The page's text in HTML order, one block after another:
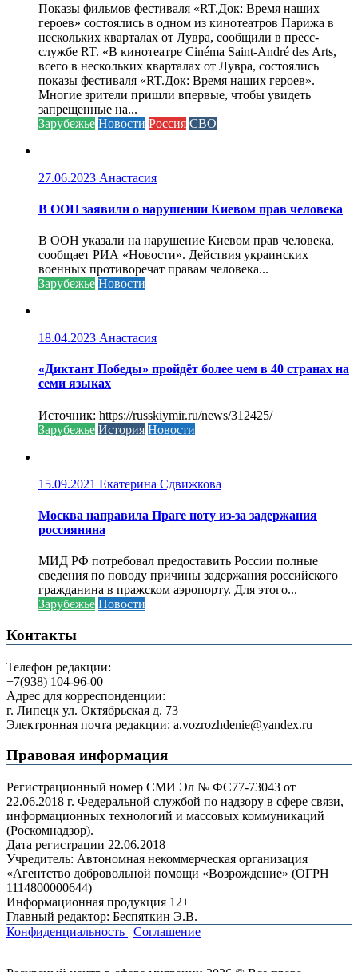
Показы фильмов фестиваля «RT.Док: Время наших
героев» состоялись в одном из кинотеатров Парижа в
нескольких кварталах от Лувра, сообщили в пресс-
службе RT. «В кинотеатре Cinéma Saint-André des Arts,
всего в нескольких кварталах от Лувра, состоялись
показы фестиваля «RT.Док: Время наших героев».
Многие зрители пришли впервые, чтобы увидеть
запрещенные на...
Зарубежье Новости Россия СВО
27.06.2023 Анастасия
В ООН заявили о нарушении Киевом прав человека
В ООН указали на нарушение Киевом прав человека,
сообщает РИА «Новости». Действия украинских
военных противоречат правам человека...
Зарубежье Новости
18.04.2023 Анастасия
«Диктант Победы» пройдёт более чем в 40 странах на
семи языках
Источник: https://russkiymir.ru/news/312425/
Зарубежье История Новости
15.09.2021 Екатерина Сдвижкова
Москва направила Праге ноту из-за задержания
россиянина
МИД РФ потребовал предоставить России полные
сведения по поводу причины задержания российского
гражданина в пражском аэропорту. Для этого...
Зарубежье Новости
Контакты
Телефон редакции:
+7(938) 104-96-00
Адрес для корреспонденции:
г. Липецк ул. Октябрьская д. 73
Электронная почта редакции: a.vozrozhdenie@yandex.ru
Правовая информация
Регистрационный номер СМИ Эл № ФС77-73043 от
22.06.2018 г. Федеральной службой по надзору в сфере связи,
информационных технологий и массовых коммуникаций
(Роскомнадзор).
Дата регистрации 22.06.2018
Учредитель: Автономная некоммерческая организация
«Агентство добровольной помощи «Возрождение» (ОГРН
1114800000644)
Информационная продукция 12+
Главный редактор: Беспяткин Э.В.
Конфиденциальность | Соглашение